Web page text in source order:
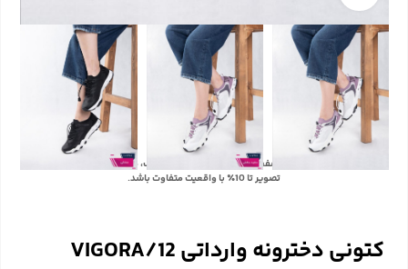
با توجه به تفاوت رنگ‌ها در صفحه نمایش دستگاه‌های مختلف، ممکن است رنگ محصولات در
تصویر تا 10٪ با واقعیت متفاوت باشد.
کتونی دخترونه وارداتی VIGORA/12